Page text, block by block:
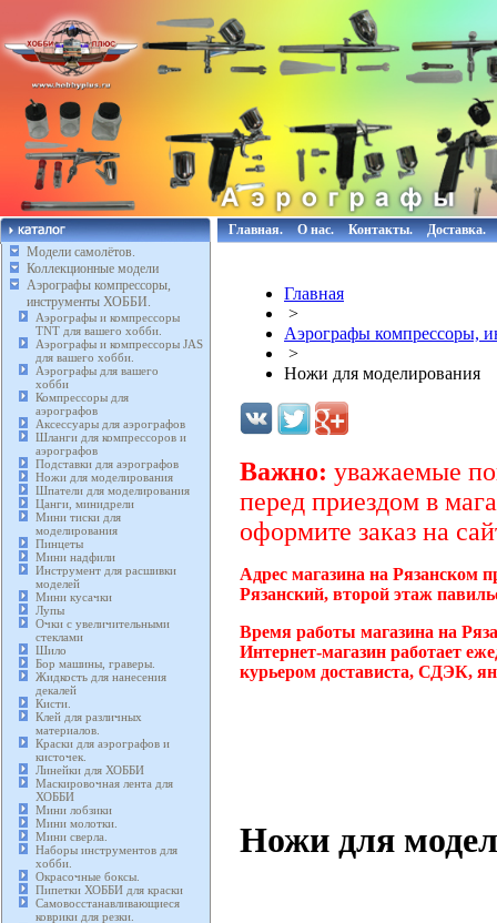
Модели самолётов.
Коллекционные модели
Аэрографы компрессоры,
инструменты ХОББИ.
Аэрографы и компрессоры
TNT для вашего хобби.
Аэрографы и компрессоры JAS
для вашего хобби.
Аэрографы для вашего
хобби
Компрессоры для
аэрографов
Аксессуары для аэрографов
Шланги для компрессоров и
аэрографов
Подставки для аэрографов
Ножи для моделирования
Шпатели для моделирования
Цанги, минидрели
Мини тиски для
моделирования
Пинцеты
Мини надфили
Инструмент для расшивки
моделей
Мини кусачки
Лупы
Очки с увеличительными
стеклами
Шило
Бор машины, граверы.
Жидкость для нанесения
декалей
Кисти.
Клей для различных
материалов.
Краски для аэрографов и
кисточек.
Линейки для ХОББИ
Маскировочная лента для
ХОББИ
Мини лобзики
Мини молотки.
Мини сверла.
Наборы инструментов для
хобби.
Окрасочные боксы.
Пипетки ХОББИ для краски
Самовосстанавливающиеся
коврики для резки.
Главная. О нас. Контакты. Доставка.
Главная
>
Аэрографы компрессоры,
>
Ножи для моделирования
Важно: уважаемые
перед приездом в
оформите заказ на
Адрес магазина на Рязанском
Рязанский, второй этаж
Время работы магазина на
Интернет-магазин работает
курьером достависта, СДЭК,
Ножи для